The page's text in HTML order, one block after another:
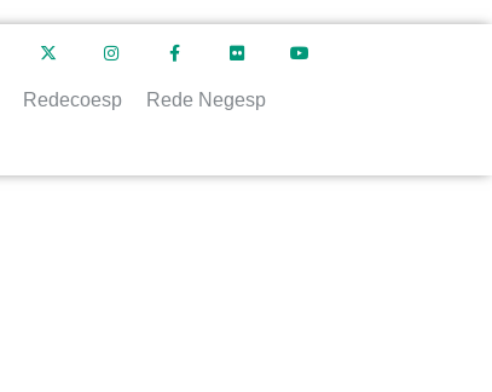
Redecoesp Rede Negesp